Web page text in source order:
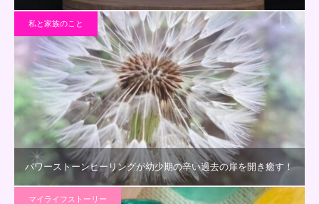
私と家族のこと
パワーストーンヒーリングが幼少期の辛い過去の扉を開き癒す！
マイライフストーリー